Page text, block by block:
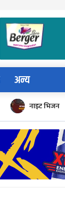
अन्य
नाइट भिजन